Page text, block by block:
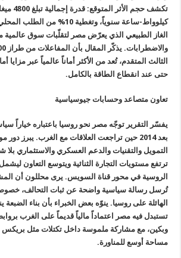
تكشف حجم الأثر المتوقع: قدرة إجمالية تبلغ 4800
كيلوواط-ساعة سنوياً، وتغطية 10% من الطلب
الغاز الطبيعي الذي يعرّض مصر لتقلّبات سوق عالمية
والاضطرابات. يذكّر المقال بأن المفاعلات من طراز VVER-1200
الثالث المتقدم، تُعد من الأكثر أماناً عالمياً عبر مزايا
حتى عند انقطاع الطاقة بالكامل.
تعاون متصاعد وحسابات جيوسياسية
يفسّر التقرير توجّه مصر نحو روسيا باعتباره خياراً
بعد 2014 حين تراجعت
العلاقات مع الغرب. يبرز دور
التمويل والتقنيات والدعم العسكري والاستثماري بلا
ترتفع مستويات التجارة الثنائية ويتوسع التعاون
الروسية في محور قناة السويس. يرى محللون أن
تُرسل رسالة سياسية واضحة عن ثبات التحالف،
الهائلة على روسيا. ينوّه بعض الخبراء بأن بناء
تستبدل فيه مصر اعتماداً مالياً قديماً على الغرب
وبكين، مع مشاركة ملموسة داخل تكتلات مثل بريكس
مساحة أوسع للمناورة.